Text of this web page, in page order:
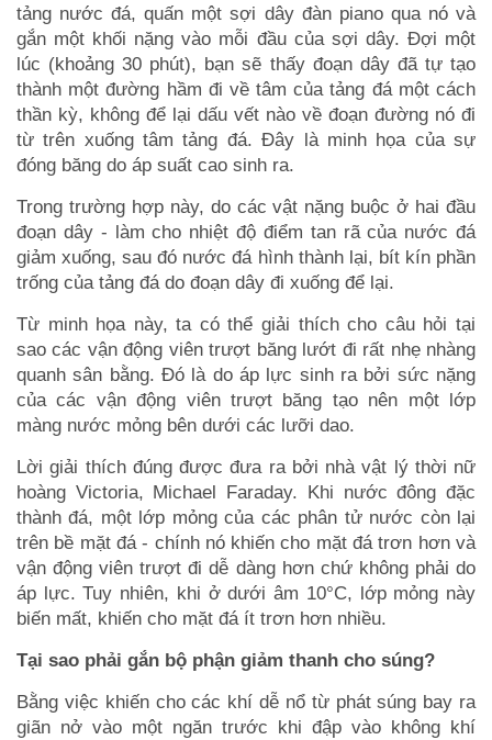
tảng nước đá, quấn một sợi dây đàn piano qua nó và
gắn một khối nặng vào mỗi đầu của sợi dây. Đợi một
lúc (khoảng 30 phút), bạn sẽ thấy đoạn dây đã tự tạo
thành một đường hầm đi về tâm của tảng đá một cách
thần kỳ, không để lại dấu vết nào về đoạn đường nó đi
từ trên xuống tâm tảng đá. Đây là minh họa của sự
đóng băng do áp suất cao sinh ra.
Trong trường hợp này, do các vật nặng buộc ở hai đầu
đoạn dây - làm cho nhiệt độ điểm tan rã của nước đá
giảm xuống, sau đó nước đá hình thành lại, bít kín phần
trống của tảng đá do đoạn dây đi xuống để lại.
Từ minh họa này, ta có thể giải thích cho câu hỏi tại
sao các vận động viên trượt băng lướt đi rất nhẹ nhàng
quanh sân bằng. Đó là do áp lực sinh ra bởi sức nặng
của các vận động viên trượt băng tạo nên một lớp
màng nước mỏng bên dưới các lưỡi dao.
Lời giải thích đúng được đưa ra bởi nhà vật lý thời nữ
hoàng Victoria, Michael Faraday. Khi nước đông đặc
thành đá, một lớp mỏng của các phân tử nước còn lại
trên bề mặt đá - chính nó khiến cho mặt đá trơn hơn và
vận động viên trượt đi dễ dàng hơn chứ không phải do
áp lực. Tuy nhiên, khi ở dưới âm 10°C, lớp mỏng này
biến mất, khiến cho mặt đá ít trơn hơn nhiều.
Tại sao phải gắn bộ phận giảm thanh cho súng?
Bằng việc khiến cho các khí dễ nổ từ phát súng bay ra
giãn nở vào một ngăn trước khi đập vào không khí